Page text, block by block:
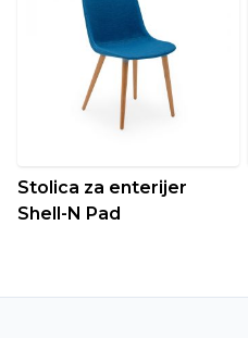
Stolica za enterijer
Shell-N Pad